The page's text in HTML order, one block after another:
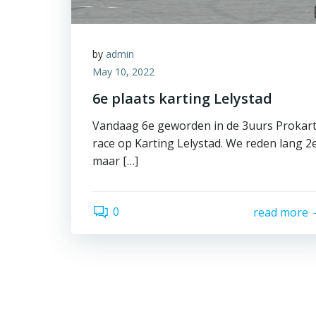
by admin
May 10, 2022
6e plaats karting Lelystad
Vandaag 6e geworden in de 3uurs Prokart
race op Karting Lelystad. We reden lang
maar […]
0 read more